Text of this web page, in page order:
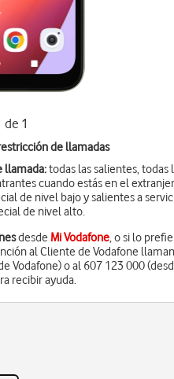
de 1
de llamadas
llamada:todas las salientes, todas
cuando estás en el
de nivel bajo y salientes a
de nivel alto.
desde Mi Vodafone, o si lo
al Cliente de Vodafone
Vodafone) o al 607 123 000
recibir ayuda.